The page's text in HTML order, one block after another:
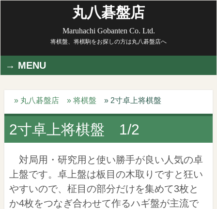
丸八碁盤店
Maruhachi Gobanten Co. Ltd.
将棋盤、将棋駒をお探しの方は丸八碁盤店へ
MENU
» 丸八碁盤店 » 将棋盤 » 2寸卓上将棋盤
2寸卓上将棋盤 1/2
対局用・研究用と使い勝手が良い人気の卓
上盤です。卓上盤は板目の木取りですと狂い
やすいので、柾目の部分だけを集めて3枚と
か4枚をつなぎ合わせて作るハギ盤が主流で